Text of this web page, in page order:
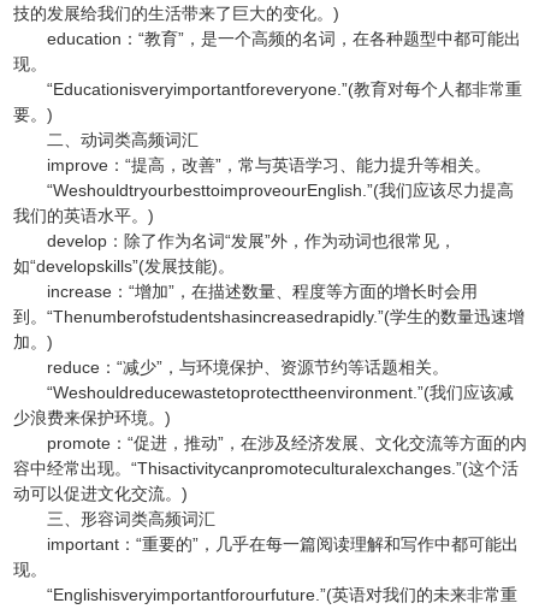
技的发展给我们的生活带来了巨大的变化。)
education：“教育”，是一个高频的名词，在各种题型中都可能出
现。
“Educationisveryimportantforeveryone.”(教育对每个人都非常重
要。)
二、动词类高频词汇
improve：“提高，改善”，常与英语学习、能力提升等相关。
“WeshouldtryourbesttoimproveourEnglish.”(我们应该尽力提高
我们的英语水平。)
develop：除了作为名词“发展”外，作为动词也很常见，
如“developskills”(发展技能)。
increase：“增加”，在描述数量、程度等方面的增长时会用
到。“Thenumberofstudentshasincreasedrapidly.”(学生的数量迅速增
加。)
reduce：“减少”，与环境保护、资源节约等话题相关。
“Weshouldreducewastetoprotecttheenvironment.”(我们应该减
少浪费来保护环境。)
promote：“促进，推动”，在涉及经济发展、文化交流等方面的内
容中经常出现。“Thisactivitycanpromoteculturalexchanges.”(这个活
动可以促进文化交流。)
三、形容词类高频词汇
important：“重要的”，几乎在每一篇阅读理解和写作中都可能出
现。
“Englishisveryimportantforourfuture.”(英语对我们的未来非常重